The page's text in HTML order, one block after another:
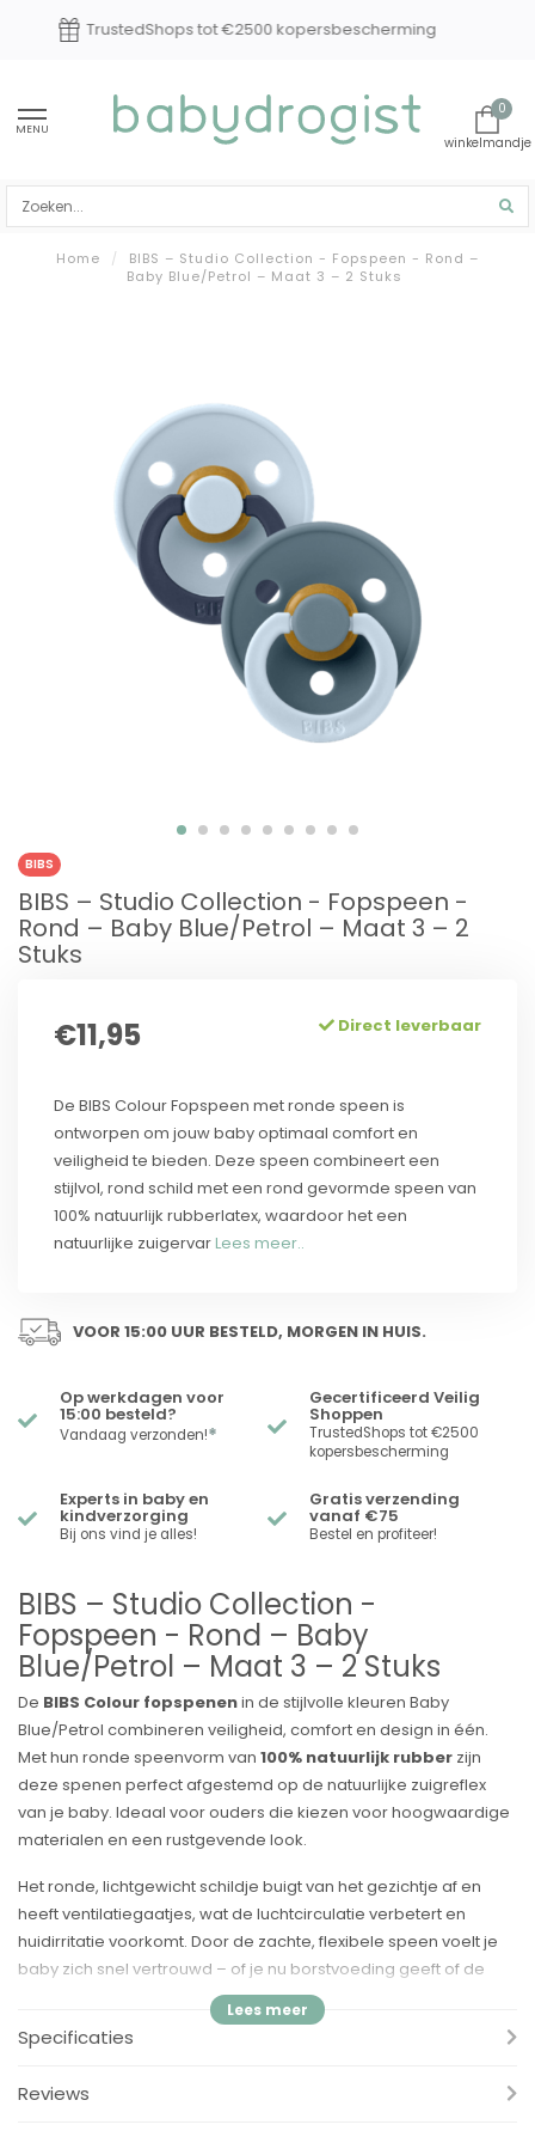
Experts in baby en kindverzorging
MENU
0
Home /
BIBS – Studio Collection - Fopspeen - Rond –
Baby Blue/Petrol – Maat 3 – 2 Stuks
BIBS
BIBS – Studio Collection - Fopspeen -
Rond – Baby Blue/Petrol – Maat 3 – 2
Stuks
€11,95 Direct leverbaar
De BIBS Colour Fopspeen met ronde speen is
ontworpen om jouw baby optimaal comfort en
veiligheid te bieden. Deze speen combineert een
stijlvol, rond schild met een rond gevormde speen van
100% natuurlijk rubberlatex, waardoor het een
natuurlijke zuigervar Lees meer..
VOOR 15:00 UUR BESTELD, MORGEN IN HUIS.
Op werkdagen voor
15:00 besteld?
Vandaag verzonden!*
Gecertificeerd Veilig
Shoppen
TrustedShops tot €2500
kopersbescherming
Experts in baby en
kindverzorging
Bij ons vind je alles!
Gratis verzending
vanaf €75
Bestel en profiteer!
BIBS – Studio Collection -
Fopspeen - Rond – Baby
Blue/Petrol – Maat 3 – 2 Stuks
De BIBS Colour fopspenenin de stijlvolle kleuren Baby
Blue/Petrol combineren veiligheid, comfort en design in één.
Met hun ronde speenvorm van 100% natuurlijk rubber zijn
deze spenen perfect afgestemd op de natuurlijke zuigreflex
van je baby. Ideaal voor ouders die kiezen voor hoogwaardige
materialen en een rustgevende look.
Het ronde, lichtgewicht schildje buigt van het gezichtje af en
heeft ventilatiegaatjes, wat de luchtcirculatie verbetert en
huidirritatie voorkomt. Door de zachte, flexibele speen voelt je
baby zich snel vertrouwd – of je nu borstvoeding geeft of de
overstap naar een speen maakt.
Voordelen:
moederborst na
Specificaties
Reviews